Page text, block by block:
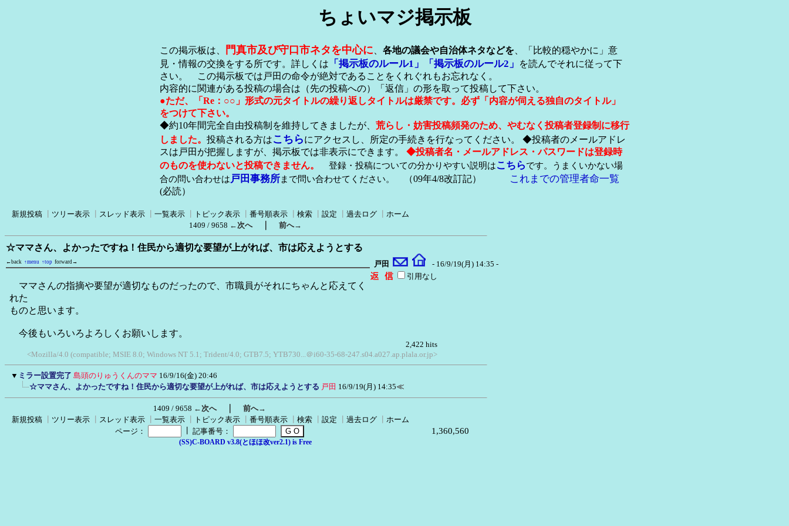
ちょいマジ掲示板
この掲示板は、 門真市及び守口市ネタを中心に、 各地の議会や自治体ネタなどを、「比較的穏やかに」意
見・情報の交換をする所です。詳しくは
「掲示板のルール1」 「掲示板のルール2」
を読んでそれに従って下
さい。 この掲示板では戸田の命令が絶対であることをくれぐれもお忘れなく。
内容的に関連がある投稿の場合は（先の投稿への）「返信」の形を取って投稿して下さい。
●ただ、「Re：○○」形式の元タイトルの繰り返しタイトルは厳禁です。必ず「内容が伺える独自のタイトル」
をつけて下さい。
◆約10年間完全自由投稿制を維持してきましたが、 荒らし・妨害投稿頻発のため、やむなく投稿者登録制に移行
しました。 投稿される方はこちらにアクセスし、所定の手続きを行なってください。 ◆投稿者のメールアドレ
スは戸田が把握しますが、掲示板では非表示にできます。 ◆投稿者名・メールアドレス・パスワードは登録時
のものを使わないと投稿できません。
登録・投稿についての分かりやすい説明はこちらです。うまくいかない場
合の問い合わせは戸田事務所まで問い合わせてください。 （09年4/8改訂記） これまでの管理者命一覧
(必読）
新規投稿 ツリー表示 スレッド表示 一覧表示 トピック表示 番号順表示 検索 設定 過去ログ
ホーム
1409 / 9658 ←次へ｜ 前へ→
☆ママさん、よかったですね！住民から適切な要望が上がれば、市は応えようとする
←back ↑menu ↑top forward→ 戸田 - 16/9/19(月) 14:35 -
ママさんの指摘や要望が適切なものだったので、市職員がそれにちゃんと応えてく
れた
ものと思います。
今後もいろいろよろしくお願いします。
引用なし
2,422 hits
<Mozilla/4.0 (compatible; MSIE 8.0; Windows NT 5.1; Trident/4.0; GTB7.5; YTB730...＠i60-35-68-247.s04.a027.ap.plala.or.jp>
▼ ミラー設置完了 島頭のりゅうくんのママ 16/9/16(金) 20:46
☆ママさん、よかったですね！住民から適切な要望が上がれば、市は応えようとする 戸田 16/9/19(月) 14:35≪
1409 / 9658 ←次へ｜ 前へ→
新規投稿
ツリー表示 スレッド表示 一覧表示 トピック表示 番号順表示 検索 設定 過去ログ
ホーム
ページ：
記事番号： 1,360,560
(SS)C-BOARD v3.8(とほほ改ver2.1) is Free